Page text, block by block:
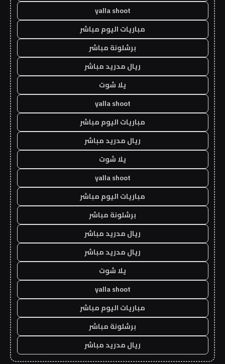
yalla shoot
مباريات اليوم مباشر
برشلونة مباشر
ريال مدريد مباشر
يلا شوت
yalla shoot
مباريات اليوم مباشر
ريال مدريد مباشر
يلا شوت
yalla shoot
مباريات اليوم مباشر
برشلونة مباشر
ريال مدريد مباشر
ريال مدريد مباشر
يلا شوت
yalla shoot
مباريات اليوم مباشر
برشلونة مباشر
ريال مدريد مباشر